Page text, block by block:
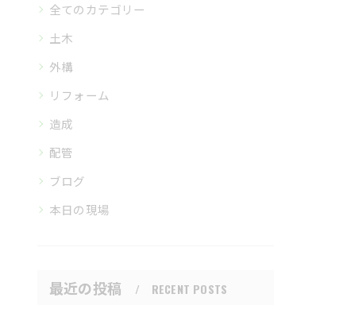
全てのカテゴリー
土木
外構
リフォーム
造成
配管
ブログ
本日の現場
最近の投稿 RECENT POSTS